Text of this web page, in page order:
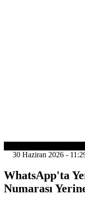
30 Haziran 2026 -
WhatsApp'ta
Numarası